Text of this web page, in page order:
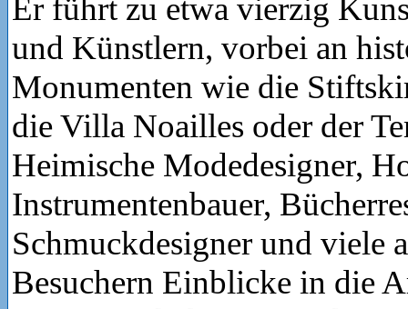
Er führt zu etwa vierzig
und Künstlern, vorbei an
Monumenten wie die
die Villa Noailles oder der
Heimische Modedesigner,
Instrumentenbauer,
Schmuckdesigner und viele
Besuchern Einblicke in die